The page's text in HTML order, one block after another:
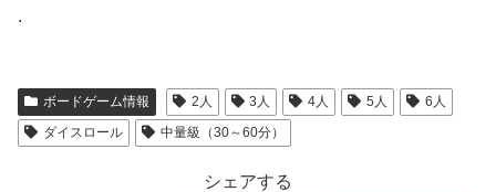
.
ボードゲーム情報 2人 3人 4人 5人
6人
ダイスロール
中量級（30～60分）
シェアする